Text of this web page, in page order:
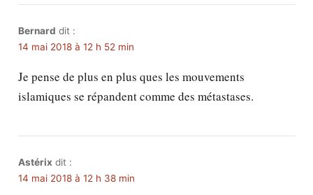
Bernard dit :
14 mai 2018 à 12 h 52 min
Je pense de plus en plus ques les mouvements
islamiques se répandent comme des métastases.
Astérix dit :
14 mai 2018 à 12 h 38 min